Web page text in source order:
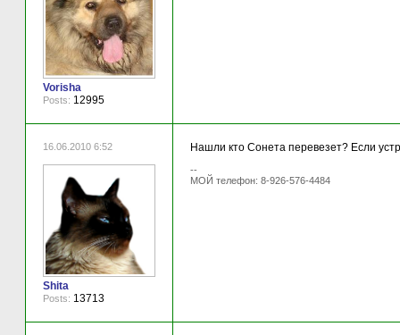
Vorisha
Posts: 12995
16.06.2010 6:52
Shita
Posts: 13713
Нашли кто Сонета перевезет? Если
--
МОЙ телефон: 8-926-576-4484